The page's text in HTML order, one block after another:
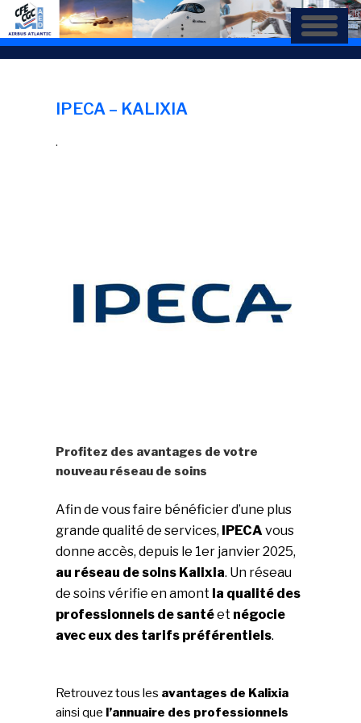
Aller
contenu
IPECA – KALIXIA
.
Profitez des avantages de votre
nouveau réseau de soins
Afin de vous faire bénéficier d’une plus
grande qualité de services, IPECAvous
donne accès, depuis le 1er janvier 2025,
au réseau de soins Kalixia. Un réseau
de soins vérifie en amont la qualité des
professionnels de santéet négocie
avec eux des tarifs préférentiels.
Retrouvez tous les avantages de Kalixia
ainsi que l’annuaire des professionnels